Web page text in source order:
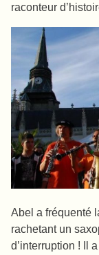
raconteur
Abel a fréquenté
rachetant un
d’interruption ! Il